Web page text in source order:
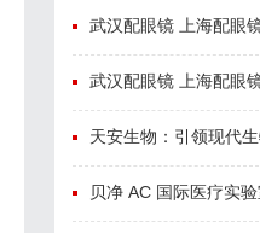
武汉配眼镜 上海配眼
武汉配眼镜 上海配眼
天安生物：引领现代生物
贝净 AC 国际医疗实验室